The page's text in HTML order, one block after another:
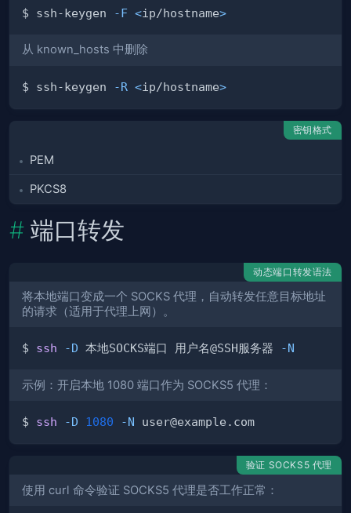
$ ssh-keygen -F <ip/hostname>
从 known_hosts 中删除
$ ssh-keygen -R <ip/hostname>
密钥格式
PEM
PKCS8
端口转发
动态端口转发语法
将本地端口变成一个 SOCKS 代理，自动转发任意目标地址
的请求（适用于代理上网）。
$ ssh -D 本地SOCKS端口 用户名@SSH服务器 -N
示例：开启本地 1080 端口作为 SOCKS5 代理：
$ ssh -D 1080 -N
验证 SOCKS5 代理
使用 curl 命令验证 SOCKS5 代理是否工作正常：